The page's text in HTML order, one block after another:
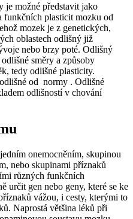
je možné představit jako
funkčních plasticit mozku od
mozek je z genetických,
oblastech odlišný již
nebo brzy poté. Odlišný
směry a způsoby
tedy odlišné plasticity.
od normy . Odlišné
odlišností v chování
onemocněním, skupinou
nebo skupinami příznaků
různých funkčních
určit gen nebo geny, které se ke
vážou, i cesty, kterými to
Naprostá většina léků při